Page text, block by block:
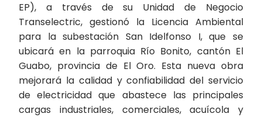
EP), a través de su Unidad de Negocio
Transelectric, gestionó la Licencia Ambiental
para la subestación San Idelfonso I, que se
ubicará en la parroquia Río Bonito, cantón El
Guabo, provincia de El Oro. Esta nueva obra
mejorará la calidad y confiabilidad del servicio
de electricidad que abastece las principales
cargas industriales, comerciales, acuícola y